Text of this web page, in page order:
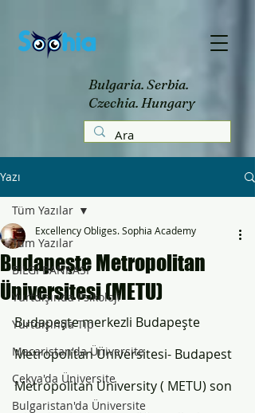
Bulgaria. Serbia.
Czechia. Hungary
Yazı
Tüm Yazılar
BİLGİ BANKASI
Yurtdışında Psikoloji
Yurtdışında Tıp
Macaristan'da Üniversite
Çekya'da Üniversite
Bulgaristan'da Üniversite
Tüm Yazılar
Budapeşte Metropolitan
Üniversitesi (METU)
Excellency Obliges. Sophia Academy
Budapeşte merkezli Budapeşte
Metropolitan Üniversitesi- Budapest
Metropolitan University ( METU) son